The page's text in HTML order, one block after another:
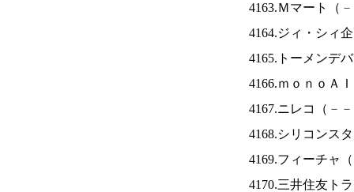
4163.Ｍマート（ －
4164.ジィ・シィ
4165.トーメンデ
4166.ｍｏｎｏＡ
4167.ニレコ（ － －
4168.シリコンス
4169.フィーチャ（
4170.三井住友ト